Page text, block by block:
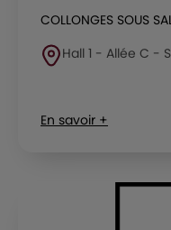
COLLONGES SOUS
Hall 1 - Allée C -
En savoir +